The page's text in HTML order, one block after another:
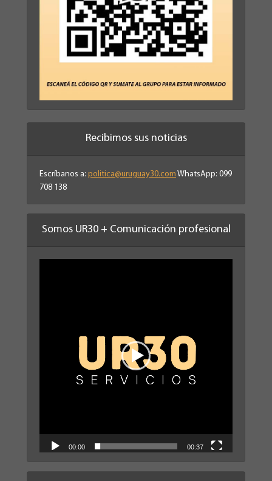
Recibimos sus noticias
Escríbanos a: politica@uruguay30.com WhatsApp: 099
708 138
Somos UR30 + Comunicación profesional
00:00 00:37